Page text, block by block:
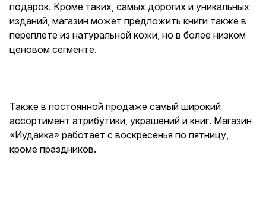
подарок. Кроме таких, самых дорогих и уникальных
изданий, магазин может предложить книги также в
переплете из натуральной кожи, но в более низком
ценовом сегменте.
Также в постоянной продаже самый широкий
ассортимент атрибутики, украшений и книг. Магазин
«Иудаика» работает с воскресенья по пятницу,
кроме праздников.